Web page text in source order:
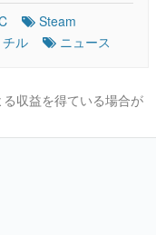
Steam
チル ニュース
収益を得ている場合が